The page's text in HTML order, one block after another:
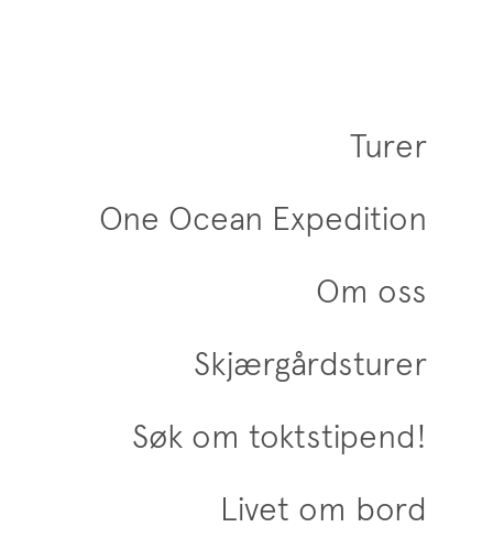
Turer
One Ocean Expedition
Om oss
Skjærgårdsturer
Søk om toktstipend!
Livet om bord